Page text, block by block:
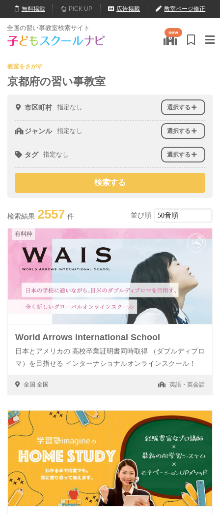
無料掲載 PICK UP 広告掲載 教室ページ修正
全国の習い事教室検索サイト
new
教室をさがす
京都府の習い事教室
市区町村 指定なし 選択する
ジャンル 指定なし 選択する
タグ 指定なし 選択する
検索結果 2557 件 並び順
有料枠
World Arrows International School
日本とアメリカの 高校卒業証明書同時取得 （ダブルディプロ
マ）を目指せる インターナショナルオンラインスクール！
全国 全国 英語・英会話